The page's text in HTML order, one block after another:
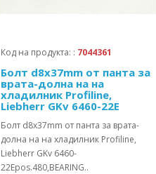
Код на продукта: : 7044361
Болт d8x37mm от панта за
врата-долна на на
хладилник Profiline,
Liebherr GKv 6460-22E
Болт d8x37mm от панта за врата-
долна на на хладилник Profiline,
Liebherr GKv 6460-
22Epos.480,BEARING..